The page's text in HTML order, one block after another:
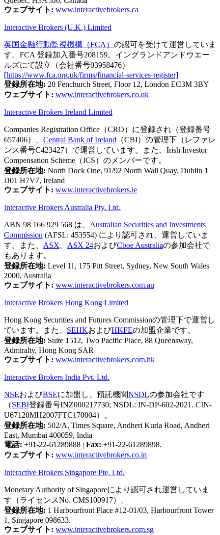
ウェブサイト: www.interactivebrokers.ca
Interactive Brokers (U.K.) Limited
英国金融行動監視機構（FCA） の認可を受けて運営していま
す。FCA 登録加入番号208159。イングランドアンドウエー
ルズにて設立（会社番号03958476）
[https://www.fca.org.uk/firms/financial-services-register]
登録所在地: 20 Fenchurch Street, Floor 12, London EC3M 3BY
ウェブサイト: www.interactivebrokers.co.uk
Interactive Brokers Ireland Limited
Companies Registration Office（CRO）に登録され（登録番号
657406）、 Central Bank of Ireland （CBI）の管理下（レファレ
ンス番号C423427）で運営しています。また、Irish Investor
Compensation Scheme（ICS）のメンバーです。
登録所在地: North Dock One, 91/92 North Wall Quay, Dublin 1
D01 H7V7, Ireland
ウェブサイト: www.interactivebrokers.ie
Interactive Brokers Australia Pty. Ltd.
ABN 98 166 929 568 は、 Australian Securities and Investments
Commission (AFSL: 453554) により認可され、運営していま
す。また、 ASX ASX 24およびCboe Australiaの参加会社で
もあります。
登録所在地: Level 11, 175 Pitt Street, Sydney, New South Wales
2000, Australia
ウェブサイト: www.interactivebrokers.com.au
Interactive Brokers Hong Kong Limited
Hong Kong Securities and Futures Commissionの管理下で運営し
ています。また、 SEHKおよびHKFEの加盟企業です。
登録所在地: Suite 1512, Two Pacific Place, 88 Queensway,
Admiralty, Hong Kong SAR
ウェブサイト: www.interactivebrokers.com.hk
Interactive Brokers India Pvt. Ltd.
NSEおよびBSEに加盟し、預託機関NSDLの参加会社です
（SEBI登録番号INZ000217730; NSDL: IN-DP-602-2021. CIN-
U67120MH2007FTC170004）。
登録所在地: 502/A, Times Square, Andheri Kurla Road, Andheri
East, Mumbai 400059, India
電話: +91-22-61289888 | Fax: +91-22-61289898.
ウェブサイト: www.interactivebrokers.co.in
Interactive Brokers Singapore Pte. Ltd.
Monetary Authority of Singaporeにより認可され運営していま
す（ライセンスNo. CMS100917）。
登録所在地: 1 Harbourfront Place #12-01/03, Harbourfront Tower
1, Singapore 098633.
ウェブサイト: www.interactivebrokers.com.sg